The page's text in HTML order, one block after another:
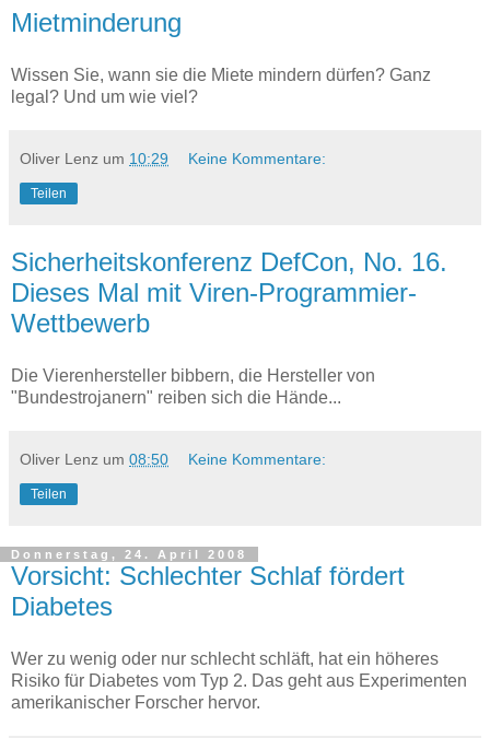
Mietminderung
Wissen Sie, wann sie die Miete mindern dürfen? Ganz
legal? Und um wie viel?
Oliver Lenz um 10:29 Keine Kommentare:
Teilen
Sicherheitskonferenz DefCon, No. 16.
Dieses Mal mit Viren-Programmier-
Wettbewerb
Die Vierenhersteller bibbern, die Hersteller von
"Bundestrojanern" reiben sich die Hände...
Oliver Lenz um 08:50 Keine Kommentare:
Teilen
Donnerstag, 24. April 2008
Vorsicht: Schlechter Schlaf fördert
Diabetes
Wer zu wenig oder nur schlecht schläft, hat ein höheres
Risiko für Diabetes vom Typ 2. Das geht aus Experimenten
amerikanischer Forscher hervor.